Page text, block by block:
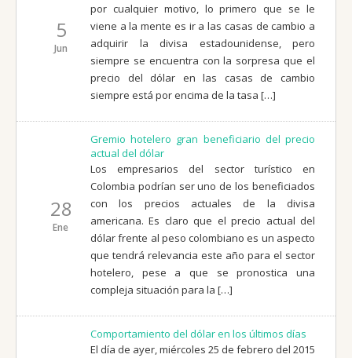
5
Jun
por cualquier motivo, lo primero que se le
viene a la mente es ir a las casas de cambio a
adquirir la divisa estadounidense, pero
siempre se encuentra con la sorpresa que el
precio del dólar en las casas de cambio
siempre está por encima de la tasa […]
28
Ene
Gremio hotelero gran beneficiario del precio
actual del dólar
Los empresarios del sector turístico en
Colombia podrían ser uno de los beneficiados
con los precios actuales de la divisa
americana. Es claro que el precio actual del
dólar frente al peso colombiano es un aspecto
que tendrá relevancia este año para el sector
hotelero, pese a que se pronostica una
compleja situación para la […]
Comportamiento del dólar en los últimos días
El día de ayer, miércoles 25 de febrero del 2015